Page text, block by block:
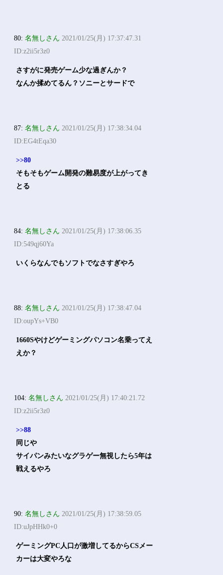
80:名無しさん 2021/01/25(月) 17:37:47.31
ID:z2ii5r3z0
さすがに発売ゲーム少な過ぎんか？
なんか揉めてるん？ソニーとサードで
87:名無しさん 2021/01/25(月) 17:38:34.04
ID:EG4tEqa30
>>80
そもそもゲーム開発の難易度が上がってき
とる
84:名無しさん 2021/01/25(月) 17:38:06.35
ID:549qj60Ya
いくらなんでもソフトでなさすぎやろ
88:名無しさん 2021/01/25(月) 17:38:47.04
ID:oupYs+VB0
1660Sやけどゲーミングパソコン名乗ってえ
えか？
104:名無しさん 2021/01/25(月) 17:40:21.72
ID:z2ii5r3z0
>>88
同じや
サイパンみたいなグラゲー無視したら5年は
戦えるやろ
90:名無しさん 2021/01/25(月) 17:38:59.05
ID:uJpHHk0+0
ゲーミングPC人口が激増してるからCSメー
カーは大変やろな